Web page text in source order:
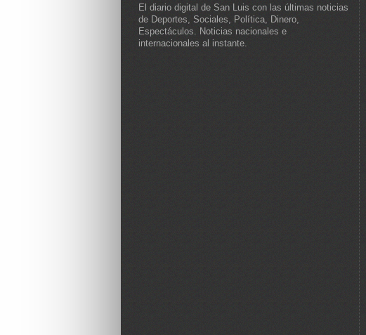
El diario digital de San Luis con las últimas noticias
de Deportes, Sociales, Política, Dinero,
Espectáculos. Noticias nacionales e
internacionales al instante.